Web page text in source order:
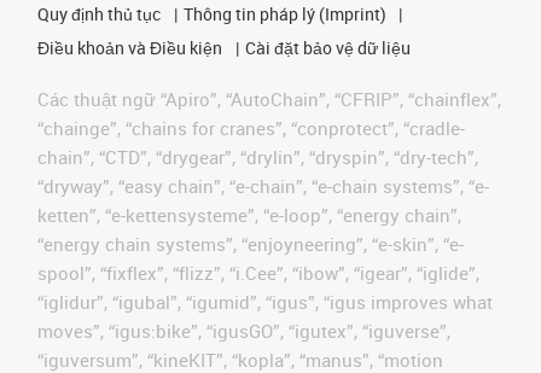
Quy định thủ tục
Thông tin pháp lý (Imprint)
Điều khoản và Điều kiện
Cài đặt bảo vệ dữ liệu
Các thuật ngữ “Apiro”, “AutoChain”, “CFRIP”, “chainflex”,
“chainge”, “chains for cranes”, “conprotect”, “cradle-
chain”, “CTD”, “drygear”, “drylin”, “dryspin”, “dry-tech”,
“dryway”, “easy chain”, “e-chain”, “e-chain systems”, “e-
ketten”, “e-kettensysteme”, “e-loop”, “energy chain”,
“energy chain systems”, “enjoyneering”, “e-skin”, “e-
spool”, “fixflex”, “flizz”, “i.Cee”, “ibow”, “igear”, “iglide”,
“iglidur”, “igubal”, “igumid”, “igus”, “igus improves what
moves”, “igus:bike”, “igusGO”, “igutex”, “iguverse”,
“iguversum”, “kineKIT”, “kopla”, “manus”, “motion